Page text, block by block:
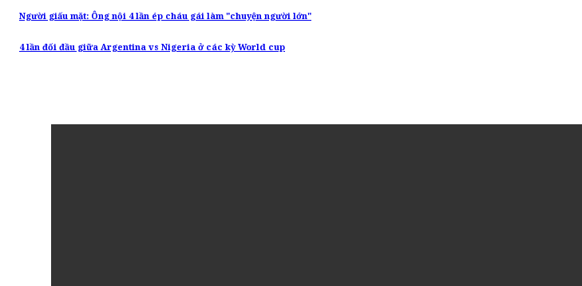
Người giấu mặt: Ông nội 4 lần ép cháu gái làm "chuyện người lớn"
4 lần đối đầu giữa Argentina vs Nigeria ở các kỳ World cup